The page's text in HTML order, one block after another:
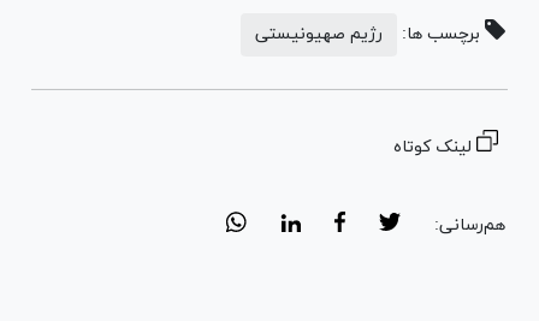
برچسب ها: رژیم صهیونیستی
لینک کوتاه
هم‌رسانی: